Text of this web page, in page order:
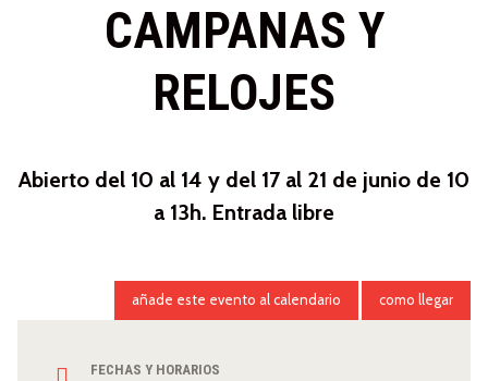
CAMPANAS Y
RELOJES
Abierto del 10 al 14 y del 17 al 21 de junio de 10
a 13h. Entrada libre
FECHAS Y HORARIOS
añade este evento al calendario como llegar